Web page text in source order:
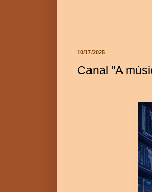
10/17/2025
Canal "A